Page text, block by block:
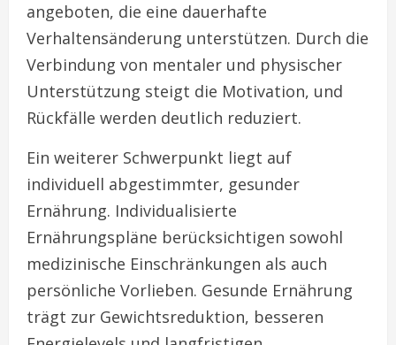
angeboten, die eine dauerhafte
Verhaltensänderung unterstützen. Durch die
Verbindung von mentaler und physischer
Unterstützung steigt die Motivation, und
Rückfälle werden deutlich reduziert.
Ein weiterer Schwerpunkt liegt auf
individuell abgestimmter, gesunder
Ernährung. Individualisierte
Ernährungspläne berücksichtigen sowohl
medizinische Einschränkungen als auch
persönliche Vorlieben. Gesunde Ernährung
trägt zur Gewichtsreduktion, besseren